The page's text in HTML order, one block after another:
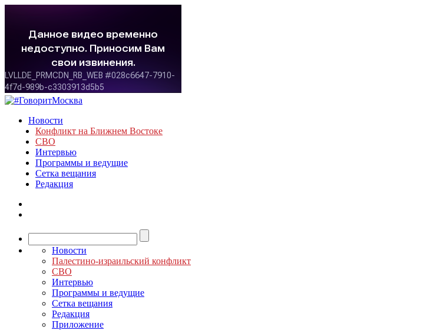
Новости
Конфликт на Ближнем Востоке
СВО
Интервью
Программы и ведущие
Сетка вещания
Редакция
Новости
Палестино-израильский конфликт
СВО
Интервью
Программы и ведущие
Сетка вещания
Редакция
Приложение